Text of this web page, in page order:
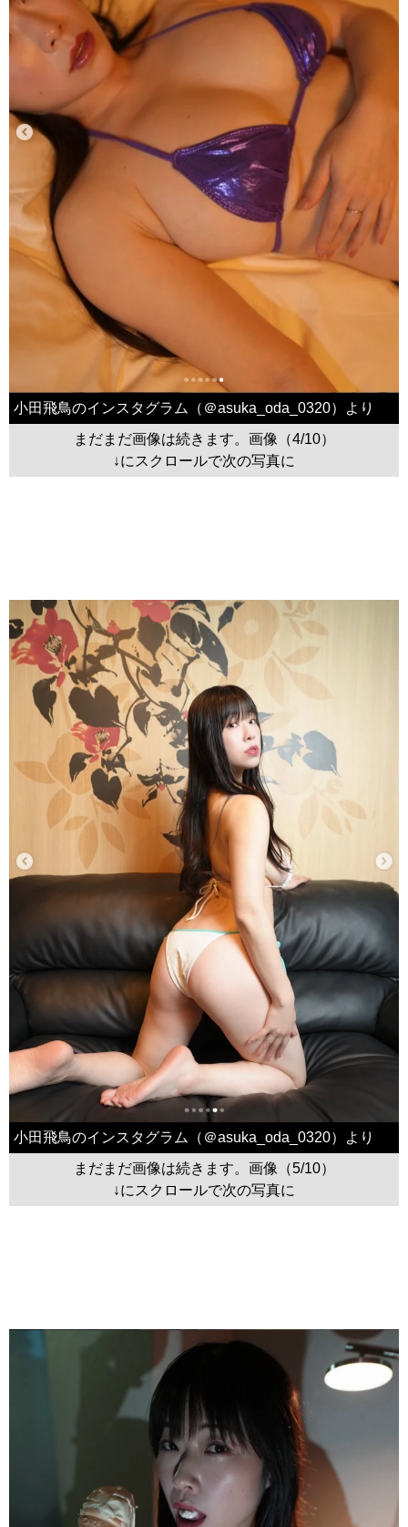
小田飛鳥のインスタグラム（＠asuka_oda_0320）より
まだまだ画像は続きます。画像（4/10）
↓にスクロールで次の写真に
小田飛鳥のインスタグラム（＠asuka_oda_0320）より
まだまだ画像は続きます。画像（5/10）
↓にスクロールで次の写真に